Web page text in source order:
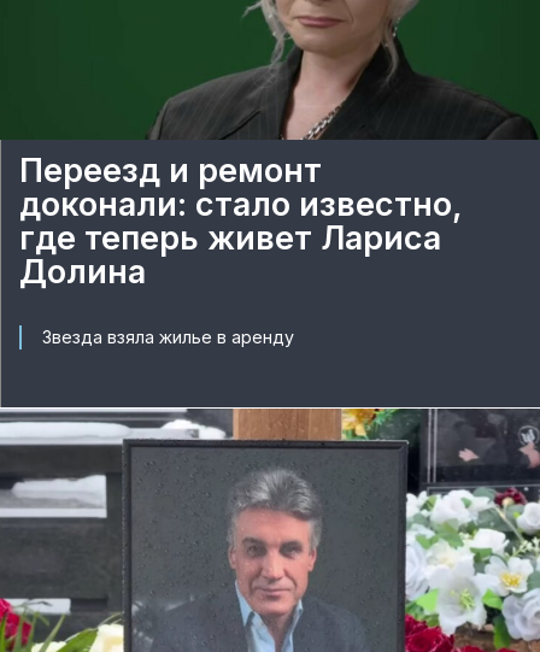
Переезд и ремонт
доконали: стало известно,
где теперь живет Лариса
Долина
Звезда взяла жилье в аренду